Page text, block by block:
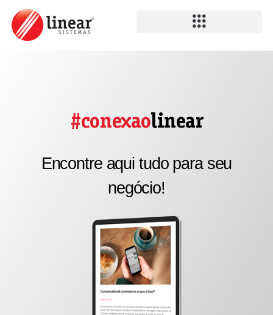
#conexaolinear
Encontre aqui tudo para seu
negócio!